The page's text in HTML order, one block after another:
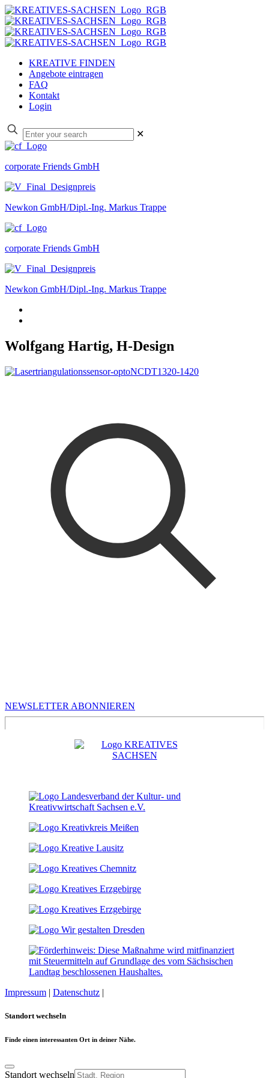
KREATIVE FINDEN
Angebote eintragen
FAQ
Kontakt
Login
✕
corporate Friends GmbH
Newkon GmbH/Dipl.-Ing. Markus Trappe
corporate Friends GmbH
Newkon GmbH/Dipl.-Ing. Markus Trappe
Wolfgang Hartig, H-Design
NEWSLETTER ABONNIEREN
Impressum | Datenschutz |
Standort wechseln
Finde einen interessanten Ort in deiner Nähe.
Standort wechseln